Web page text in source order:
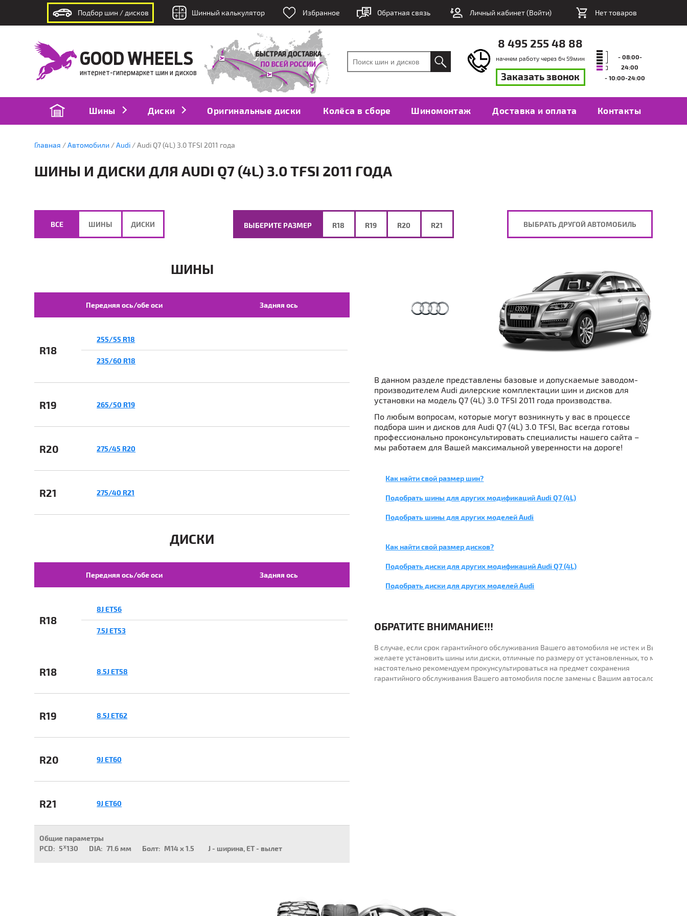
Подбор шин / дисков Шинный калькулятор Избранное Обратная связь Личный кабинет (Войти) Нет товаров
GOOD WHEELS
интернет-гипермаркет шин и дисков
8 495 255 48 88
начнем работу через 6ч 59мин
Заказать звонок
- 08:00-
24:00
- 10:00-24:00
Шины Диски Оригинальные диски Колёса в сборе Шиномонтаж Доставка и оплата Контакты
Главная Автомобили Audi Audi Q7 (4L) 3.0 TFSI 2011 года
ШИНЫ И ДИСКИ ДЛЯ AUDI Q7 (4L) 3.0 TFSI 2011 ГОДА
ВЫБЕРИТЕ РАЗМЕР R18 R19 R20 R21 ВЫБРАТЬ ДРУГОЙ АВТОМОБИЛЬ
ВСЕ ШИНЫ ДИСКИ
ШИНЫ
Передняя ось/обе оси Задняя ось
R18
255/55 R18
235/60 R18
R19 265/50 R19
R20 275/45 R20
R21 275/40 R21
ДИСКИ
Передняя ось/обе оси Задняя ось
R18
8J ET56
7.5J ET53
R18 8.5J ET58
R19 8.5J ET62
R20 9J ET60
R21 9J ET60
Общие параметры
PCD: 5ᕁ130 DIA: 71.6 мм Болт: M14 x 1.5 J - ширина, ET - вылет
В данном разделе представлены базовые и допускаемые заводом-
производителем Audi дилерские комплектации шин и дисков для
установки на модель Q7 (4L) 3.0 TFSI 2011 года производства.
По любым вопросам, которые могут возникнуть у вас в процессе
подбора шин и дисков для Audi Q7 (4L) 3.0 TFSI, Вас всегда готовы
профессионально проконсультировать специалисты нашего сайта –
мы работаем для Вашей максимальной уверенности на дороге!
Как найти свой размер шин?
Подобрать шины для других модификаций Audi Q7 (4L)
Подобрать шины для других моделей Audi
Как найти свой размер дисков?
Подобрать диски для других модификаций Audi Q7 (4L)
Подобрать диски для других моделей Audi
ОБРАТИТЕ ВНИМАНИЕ!!!
В случае, если срок гарантийного обслуживания Вашего автомобиля не истек и Вы
желаете установить шины или диски, отличные по размеру от установленных, то мы
настоятельно рекомендуем прокунсультироваться на предмет сохранения
гарантийного обслуживания Вашего автомобиля после замены с Вашим автосалоном.